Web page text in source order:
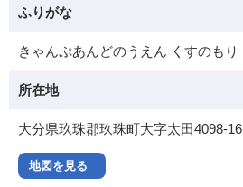
ふりがな
きゃんぷあんどのうえん くすのもり
所在地
大分県玖珠郡玖珠町大字太田4098-16
地図を見る